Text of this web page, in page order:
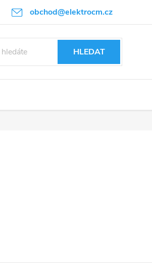
obchod@elektrocm.cz
HLEDAT